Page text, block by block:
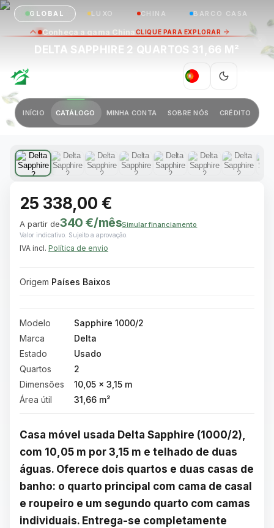
GLOBAL LUXO CHINA BARCO CASA
PT
INÍCIO CATÁLOGO MINHA CONTA SOBRE NÓS CRÉDITO
DELTA SAPPHIRE 2 QUARTOS 31,66 M²
1 / 10
25 338,00 €
A partir de340 €/mêsSimular financiamento
Valor indicativo. Sujeito a aprovação.
IVA incl. Política de envio
Origem Países Baixos
Modelo
Sapphire 1000/2
Marca
Delta
Estado
Usado
Quartos
2
Dimensões
10,05 × 3,15 m
Área útil
31,66 m²
Casa móvel usada Delta Sapphire (1000/2),
com 10,05 m por 3,15 m e telhado de duas
águas. Oferece dois quartos e duas casas de
banho: o quarto principal com cama de casal
e roupeiro e um segundo quarto com camas
individuais. Entrega-se completamente
Conheça a gama ChinaCLIQUE PARA EXPLORAR